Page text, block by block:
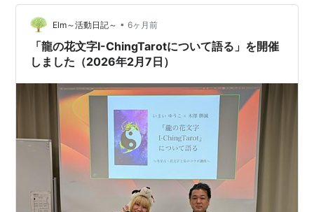
になってきていて 楽しんで行っています。 次回は
2026…Elm～活動日記～ • 6ヶ月前
「龍の花文字I-ChingTarotについて語る」を開催
しました（2026年2月7日）